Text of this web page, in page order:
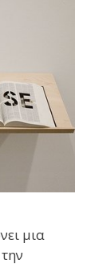
μια